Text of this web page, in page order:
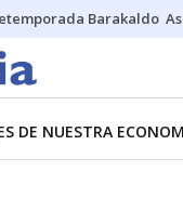
Barakaldo
DE NUESTRA